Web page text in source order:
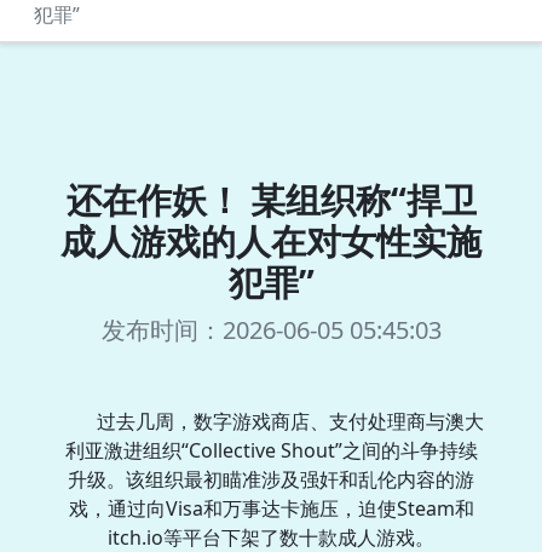
犯罪”
还在作妖！ 某组织称“捍卫
成人游戏的人在对女性实施
犯罪”
发布时间：2026-06-05 05:45:03
过去几周，数字游戏商店、支付处理商与澳大
利亚激进组织“Collective Shout”之间的斗争持续
升级。该组织最初瞄准涉及强奸和乱伦内容的游
戏，通过向Visa和万事达卡施压，迫使Steam和
itch.io等平台下架了数十款成人游戏。